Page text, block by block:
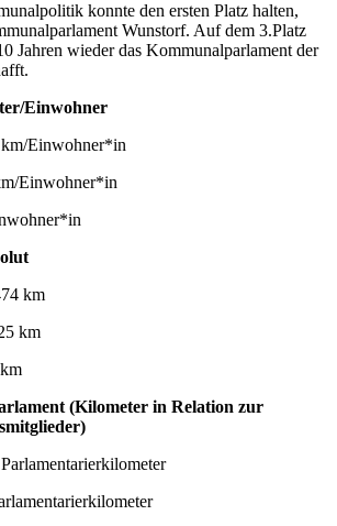
konnte den ersten Platz halten,
Wunstorf. Auf dem 3.Platz
Jahren wieder das Kommunalparlament der
Einwohner
km/Einwohner*in
Einwohner*in
km
km
(Kilometer in Relation zur